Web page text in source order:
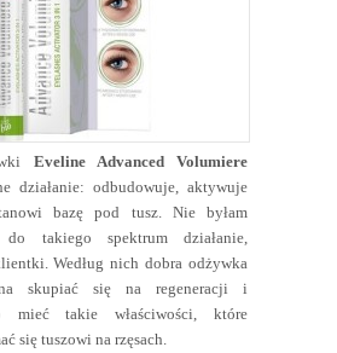
Eveline Advanced Volumiere
działanie: odbudowuje, aktywuje
bazę pod tusz. Nie byłam
takiego spektrum działanie,
Według nich dobra odżywka
skupiać się na regeneracji i
mieć takie właściwości, które
się tuszowi na rzęsach.